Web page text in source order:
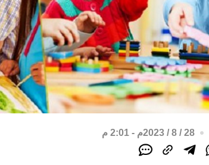
28 / 8 / 2023م - 2:01 م